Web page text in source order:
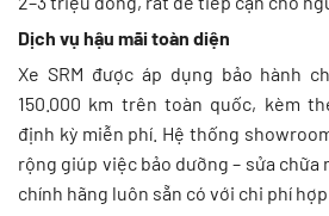
Dịch vụ hậu mãi toàn diện
Xe SRM được áp dụng bảo hành
150.000 km trên toàn quốc, kèm
định kỳ miễn phí. Hệ thống
rộng giúp việc bảo dưỡng – sửa
chính hãng luôn sẵn có với chi phí hợp